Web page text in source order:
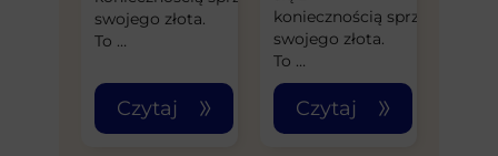
swojego złota.
To …
Czytaj
koniecznością sprzedaży
swojego złota.
To …
Czytaj